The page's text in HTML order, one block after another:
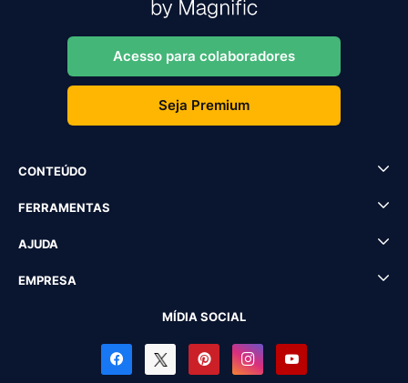
Acesso para colaboradores
Seja Premium
CONTEÚDO
FERRAMENTAS
AJUDA
EMPRESA
MÍDIA SOCIAL